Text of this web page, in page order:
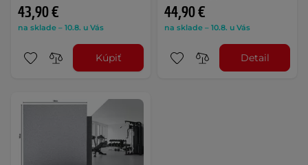
43,90 €
na sklade – 10.8. u Vás
Kúpiť
44,90 €
na sklade – 10.8. u Vás
Detail